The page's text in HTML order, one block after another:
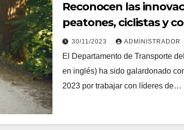
Reconocen las
peatones, ciclistas y
30/11/2023 ADMINISTRADOR
El Departamento de Transporte
en inglés) ha sido galardonado
2023 por trabajar con líderes de…